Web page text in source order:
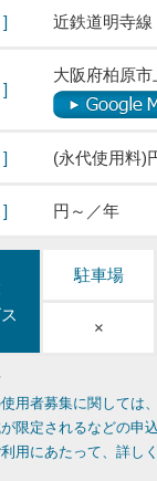
] 近鉄道明寺
]
大阪府柏原
] (永代使用料)
] 円～／年
駐車場
×
用者募集に関しては
限定されるなどの申
用にあたって、詳し